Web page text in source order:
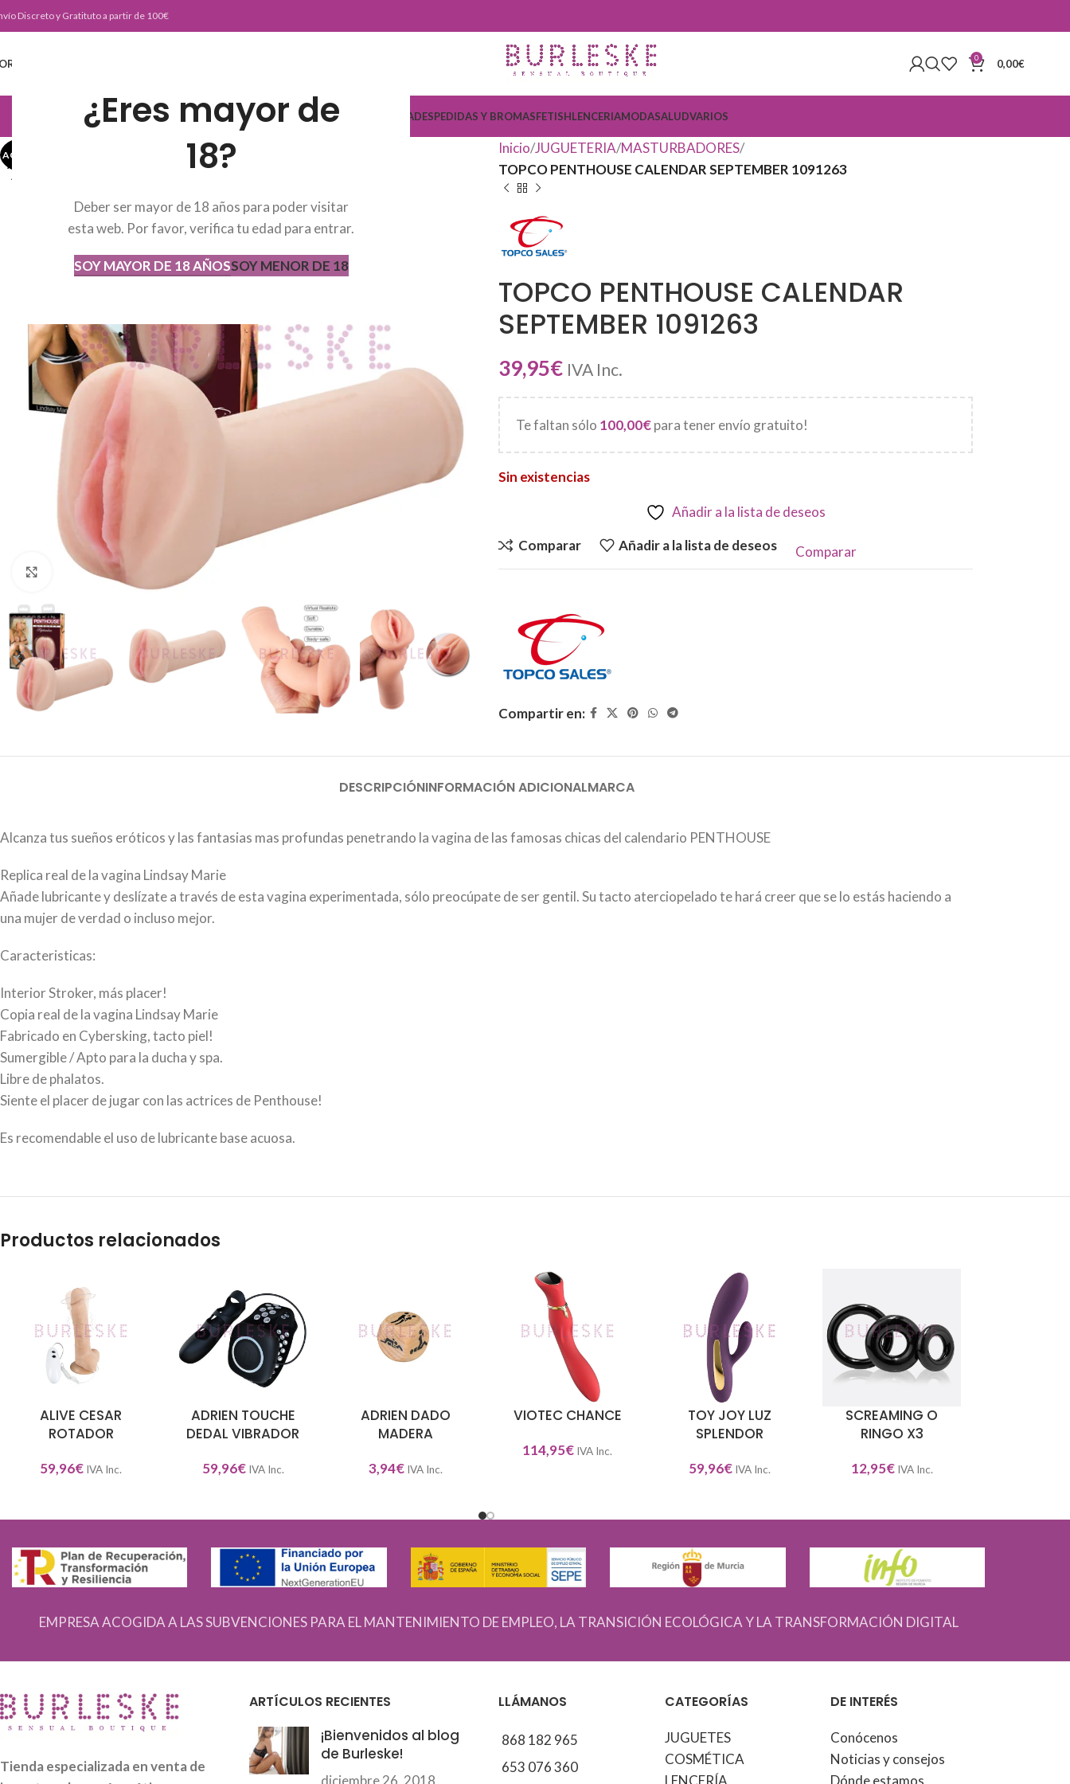
¿Eres mayor de
18?
Deber ser mayor de 18 años para poder visitar
esta web. Por favor, verifica tu edad para entrar.
SOY MAYOR DE 18 AÑOSSOY MENOR DE 18
Discreto y Gratituto a partir de 100€
0 0,00€
JUGUETERIA COSMETICADESPEDIDAS Y BROMASFETISHLENCERIAMODASALUDVARIOS
AGOT
ADO
Haga Click para agrandar
AGOTADO Inicio JUGUETERIA MASTURBADORES
TOPCO PENTHOUSE CALENDAR SEPTEMBER 1091263
TOPCO PENTHOUSE CALENDAR
SEPTEMBER 1091263
39,95€ IVA Inc.
Te faltan sólo 100,00€para tener envío gratuito!
Sin existencias
Añadir a la lista de deseos
Comparar Añadir a la lista de deseos Comparar
Compartir en:
DESCRIPCIÓNINFORMACIÓN ADICIONALMARCA
Alcanza tus sueños eróticos y las fantasias mas profundas penetrando la vagina de las famosas chicas del calendario PENTHOUSE
Replica real de la vagina Lindsay Marie
Añade lubricante y deslízate a través de esta vagina experimentada, sólo preocúpate de ser gentil. Su tacto aterciopelado te hará creer que se lo estás haciendo a
una mujer de verdad o incluso mejor.
Caracteristicas:
Interior Stroker, más placer!
Copia real de la vagina Lindsay Marie
Fabricado en Cybersking, tacto piel!
Sumergible / Apto para la ducha y spa.
Libre de phalatos.
Siente el placer de jugar con las actrices de Penthouse!
Es recomendable el uso de lubricante base acuosa.
Productos relacionados
AÑADIR AL CARRITO
ALIVE CESAR
ROTADOR
59,96€ IVA Inc.
AÑADIR AL CARRITO
ADRIEN TOUCHE
DEDAL VIBRADOR
59,96€ IVA Inc.
AÑADIR AL CARRITO
ADRIEN DADO
MADERA
3,94€ IVA Inc.
SELECCIONAR OPCIONES
VIOTEC CHANCE
114,95€ IVA Inc.
SELECCIONAR OPCIONES
TOY JOY LUZ
SPLENDOR
59,96€ IVA Inc.
SELECCIONAR OPCIONES
SCREAMING O
RINGO X3
12,95€ IVA Inc.
EMPRESA ACOGIDA A LAS SUBVENCIONES PARA EL MANTENIMIENTO DE EMPLEO, LA TRANSICIÓN ECOLÓGICA Y LA TRANSFORMACIÓN DIGITAL
Tienda especializada en venta de
ARTÍCULOS RECIENTES
¡Bienvenidos al blog
de Burleske!
diciembre 26, 2018
LLÁMANOS
868 182 965
653 076 360
CATEGORÍAS
JUGUETES
COSMÉTICA
LENCERÍA
DE INTERÉS
Conócenos
Noticias y consejos
Dónde estamos